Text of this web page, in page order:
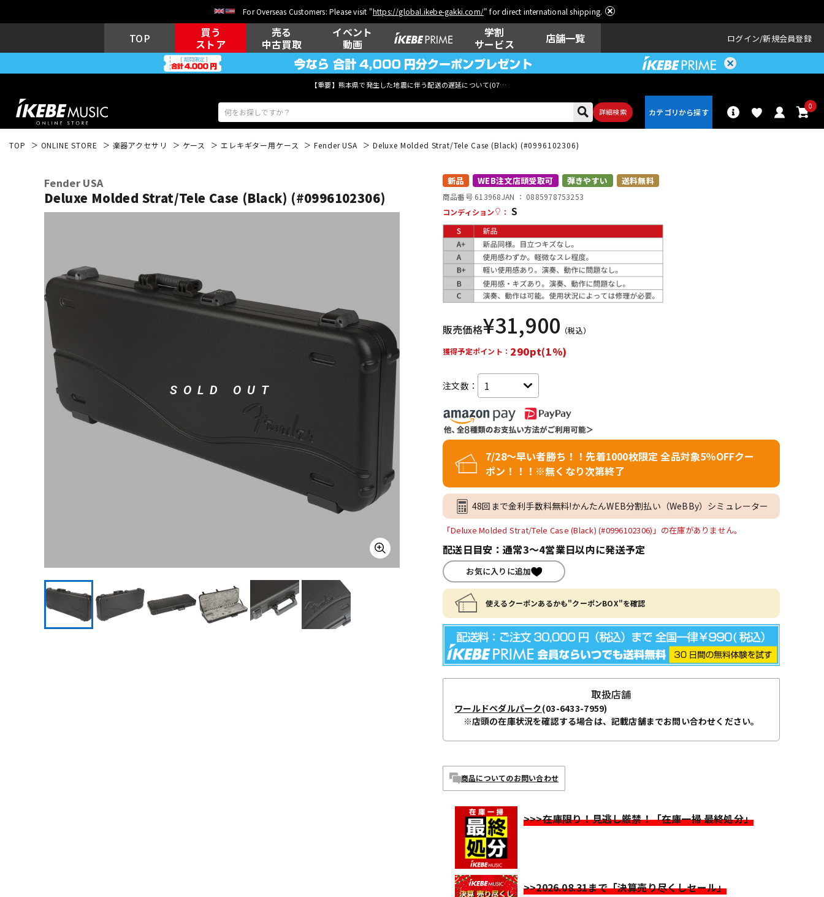
For Overseas Customers: Please visit "https://global.ikebe-gakki.com/" for direct international shipping.
TOP
買う
ストア
売る
中古買取
イベント
動画
学割
サービス
店舗一覧 ログイン 新規会員登録
【重要】熊本県で発生した地震に伴う配送の遅延について(07月29日
詳細検索
0
ウクレレ ドラム
その他楽器
DJ機器 DTM レコーディン
グ機器
配信/ライブ
機器
TOP ONLINE STORE 楽器アクセサリ ケース エレキギター用ケース Fender USA Deluxe Molded Strat/Tele Case (Black) (#0996102306)
Fender USA
Deluxe Molded Strat/Tele Case (Black) (#0996102306)
SOLD OUT
新品 WEB注文店頭受取可 弾きやすい 送料無料
商品番号 613968JAN ： 0885978753253
コンディション
： S
販売価格¥31,900 （税込）
獲得予定ポイント： 290pt(1%)
注文数：
7/28～早い者勝ち！！先着1000枚限定 全品対象5％OFFクー
ポン！！！※無くなり次第終了
48回まで金利手数料無料!かんたんWEB分割払い（WeBBy）シミュレーター
「Deluxe Molded Strat/Tele Case (Black) (#0996102306)」の在庫がありません。
配送日目安：通常3～4営業日以内に発送予定
お気に入りに追加
使えるクーポンあるかも"クーポンBOX"を確認
取扱店舗
ワールドペダルパーク(03-6433-7959)
※店頭の在庫状況を確認する場合は、記載店舗までお問い合わせください。
商品についてのお問い合わせ
>>>在庫限り！見逃し厳禁！「在庫一掃 最終処分」
>>2026.08.31まで「決算売り尽くしセール」